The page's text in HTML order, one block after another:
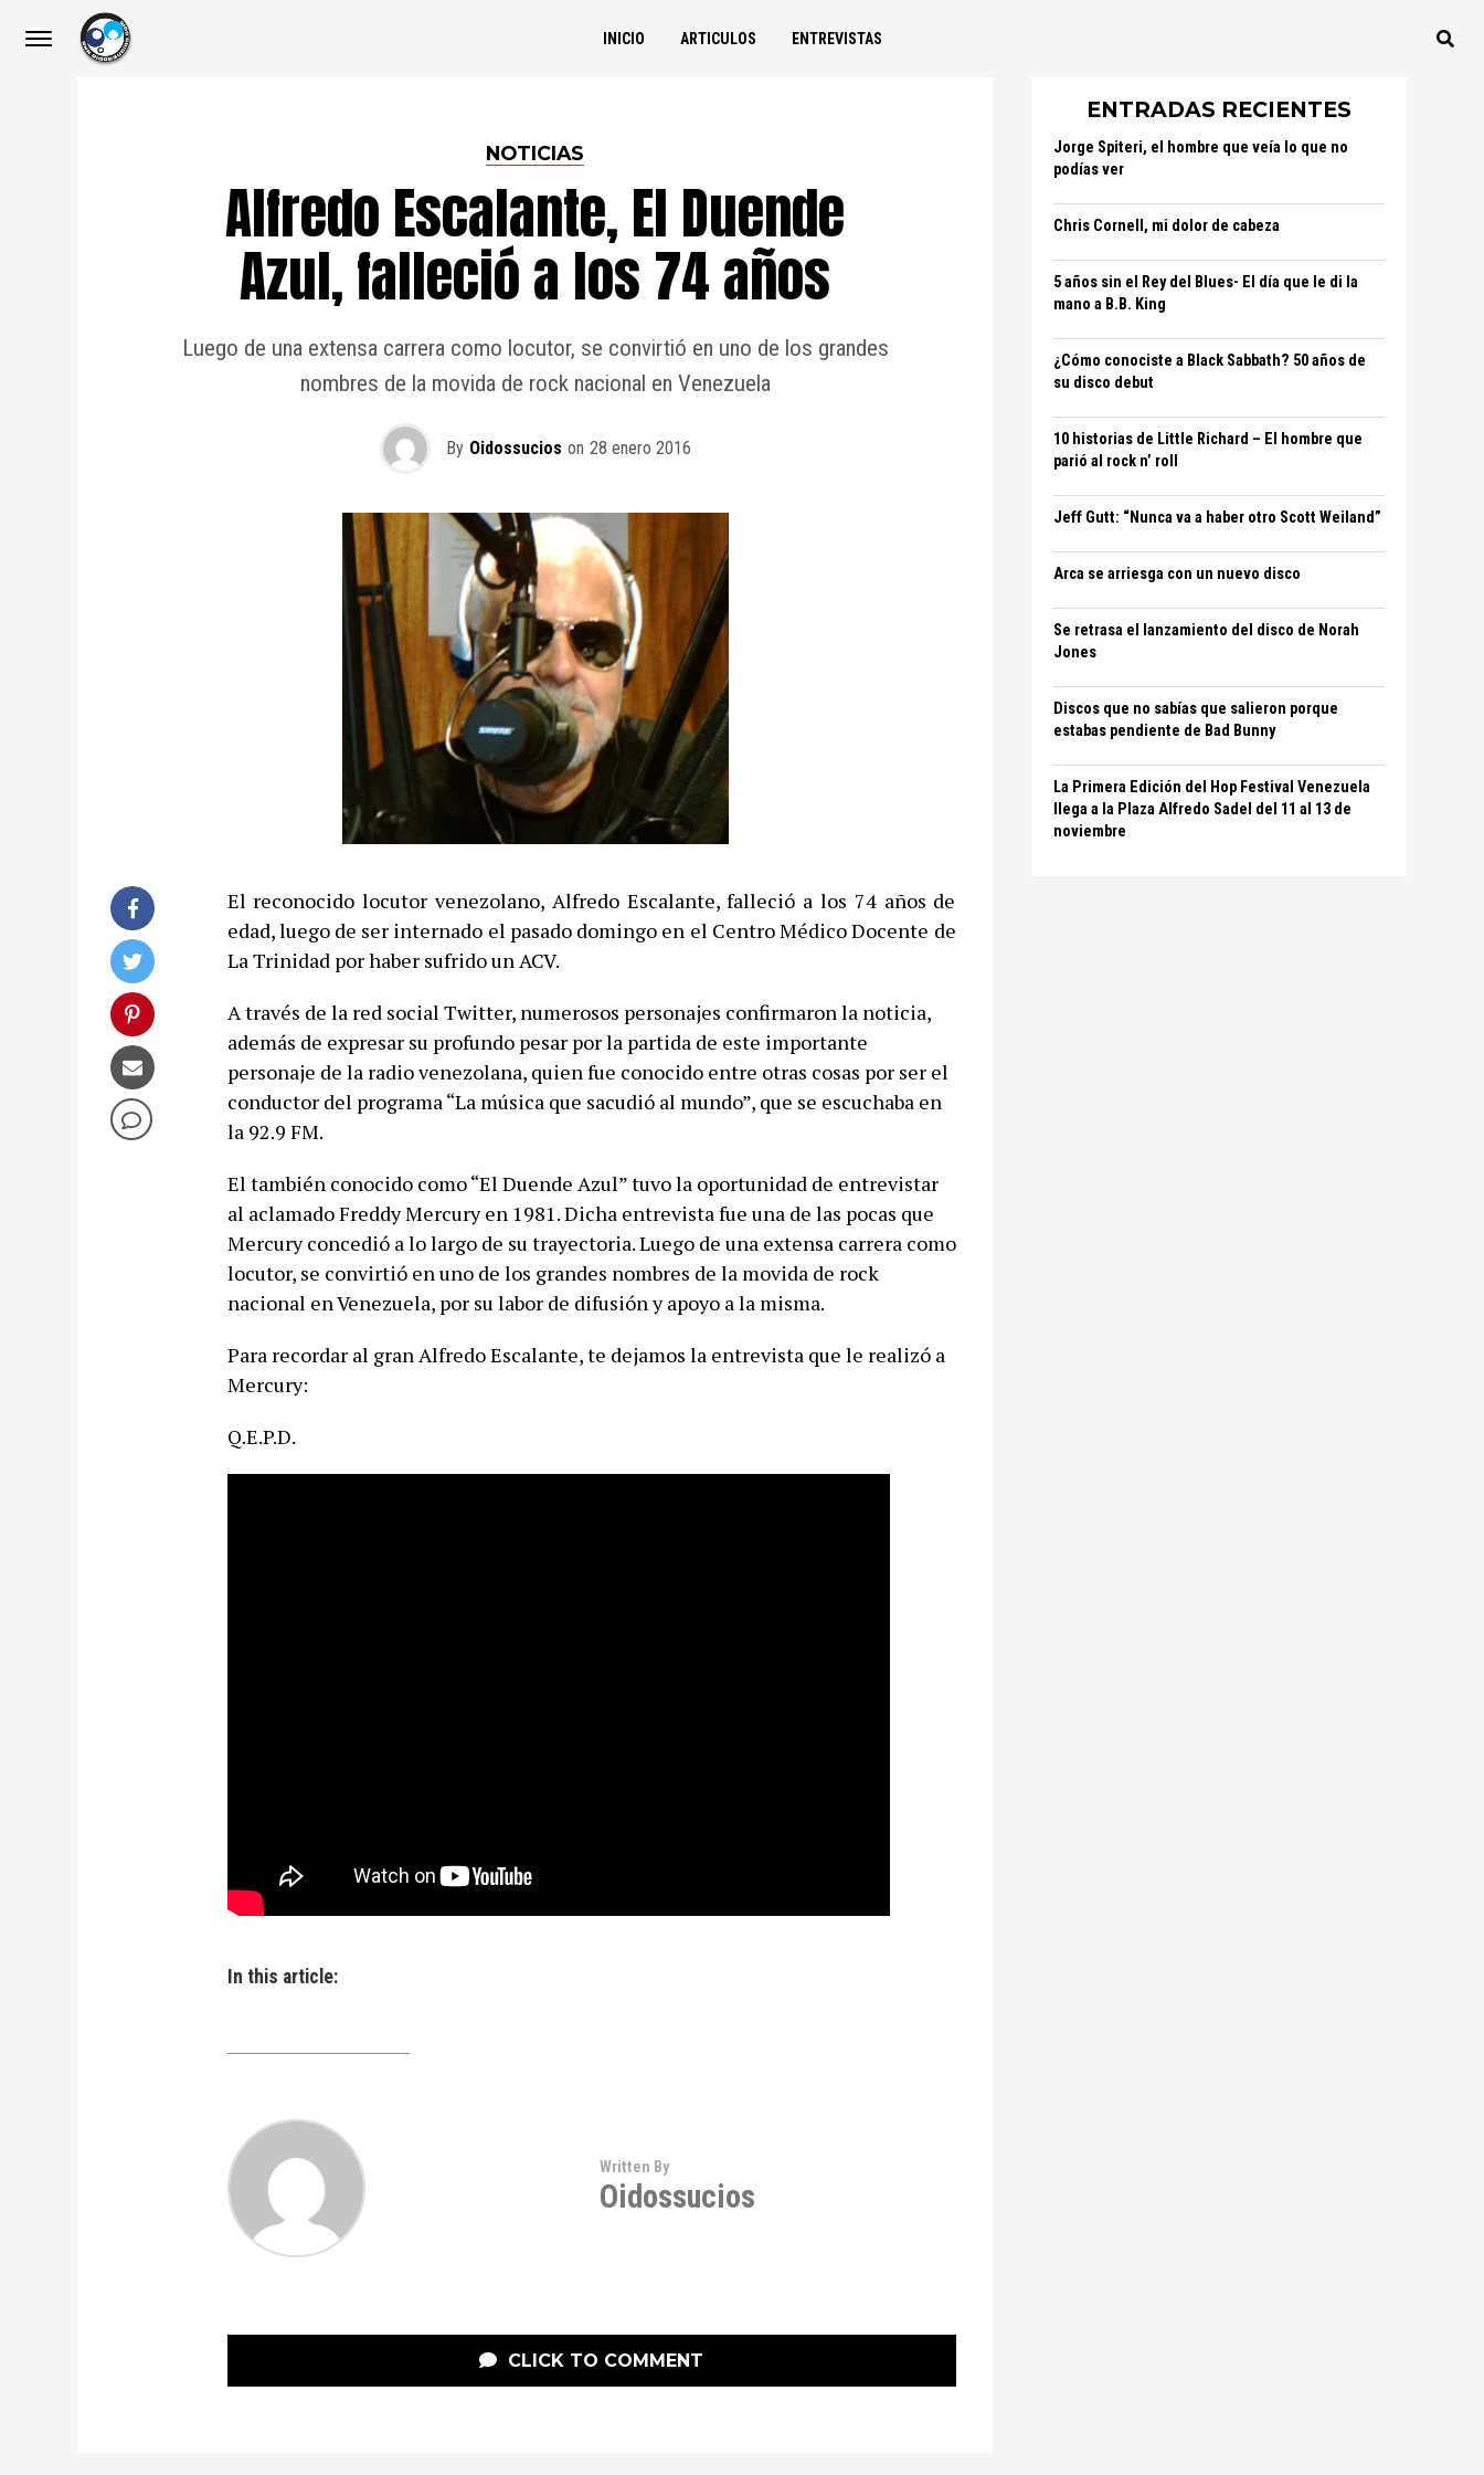
INICIO ARTICULOS ENTREVISTAS
NOTICIAS
Alfredo Escalante, El Duende
Azul, falleció a los 74 años
Luego de una extensa carrera como locutor, se convirtió en uno de los grandes
nombres de la movida de rock nacional en Venezuela
By Oidossucios on 28 enero 2016
El reconocido locutor venezolano, Alfredo Escalante, falleció a los 74 años de
edad, luego de ser internado el pasado domingo en el Centro Médico Docente de
La Trinidad por haber sufrido un ACV.
A través de la red social Twitter, numerosos personajes confirmaron la noticia,
además de expresar su profundo pesar por la partida de este importante
personaje de la radio venezolana, quien fue conocido entre otras cosas por ser el
conductor del programa “La música que sacudió al mundo”, que se escuchaba en
la 92.9 FM.
El también conocido como “El Duende Azul” tuvo la oportunidad de entrevistar
al aclamado Freddy Mercury en 1981. Dicha entrevista fue una de las pocas que
Mercury concedió a lo largo de su trayectoria. Luego de una extensa carrera como
locutor, se convirtió en uno de los grandes nombres de la movida de rock
nacional en Venezuela, por su labor de difusión y apoyo a la misma.
Para recordar al gran Alfredo Escalante, te dejamos la entrevista que le realizó a
Mercury:
Q.E.P.D.
In this article:
Written By
Oidossucios
CLICK TO COMMENT
ENTRADAS RECIENTES
Jorge Spiteri, el hombre que veía lo que no
podías ver
Chris Cornell, mi dolor de cabeza
5 años sin el Rey del Blues- El día que le di la
mano a B.B. King
¿Cómo conociste a Black Sabbath? 50 años de
su disco debut
10 historias de Little Richard – El hombre que
parió al rock n’ roll
Jeff Gutt: “Nunca va a haber otro Scott Weiland”
Arca se arriesga con un nuevo disco
Se retrasa el lanzamiento del disco de Norah
Jones
Discos que no sabías que salieron porque
estabas pendiente de Bad Bunny
La Primera Edición del Hop Festival Venezuela
llega a la Plaza Alfredo Sadel del 11 al 13 de
noviembre